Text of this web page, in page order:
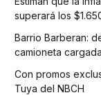
superará los
Barrio Barberan:
camioneta
Con promos
Tuya del NBCH